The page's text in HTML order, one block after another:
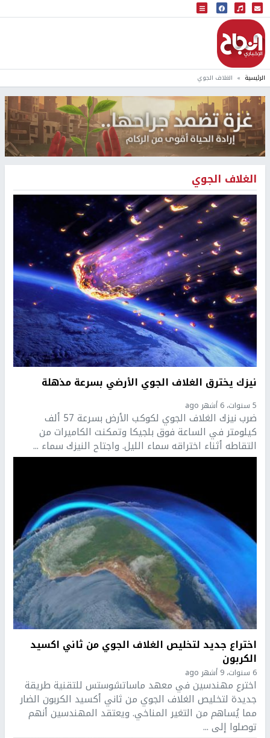
البث المباشر
إذاعة النجاح
الرئيسية الغلاف الجوي
الغلاف الجوي
نيزك يخترق الغلاف الجوي الأرضي بسرعة مذهلة
5 سنوات، 6 أشهر ago
ضرب نيزك الغلاف الجوي لكوكب الأرض بسرعة 57 ألف
كيلومتر في الساعة فوق بلجيكا وتمكنت الكاميرات من
التقاطه أثناء اختراقه سماء الليل. واجتاح النيزك سماء ...
اختراع جديد لتخليص الغلاف الجوي من ثاني اكسيد
الكربون
6 سنوات، 9 أشهر ago
اخترع مهندسين في معهد ماساتشوستس للتقنية طريقة
جديدة لتخليص الغلاف الجوي من ثاني أكسيد الكربون الضار
مما يُساهم من التغير المناخي. ويعتقد المهندسين أنهم
توصلوا إلى ...